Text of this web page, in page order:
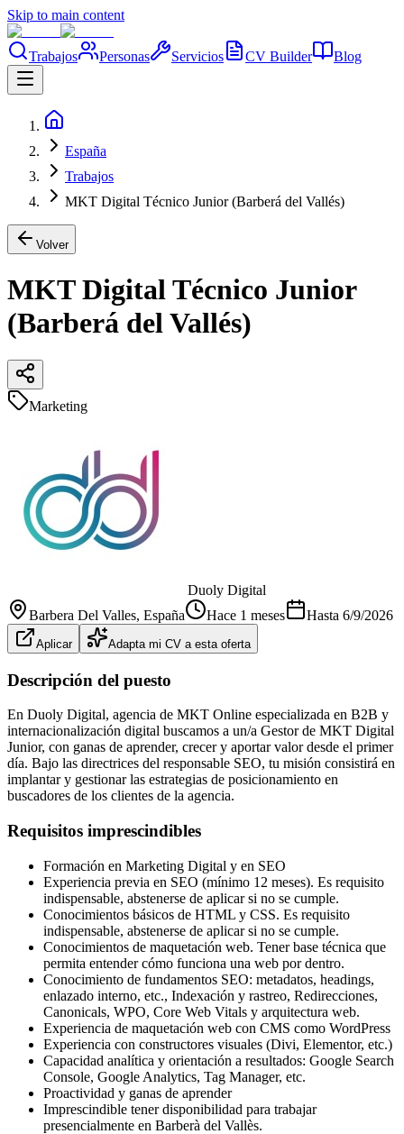
Skip to main content
Trabajos Personas Servicios CV Builder Blog
España
Trabajos
MKT Digital Técnico Junior (Barberá del Vallés)
Volver
MKT Digital Técnico Junior
(Barberá del Vallés)
Marketing
Duoly Digital
Barbera Del Valles, España Hace 1 meses Hasta 6/9/2026
Aplicar Adapta mi CV a esta oferta
Descripción del puesto
En Duoly Digital, agencia de MKT Online especializada en B2B y
internacionalización digital buscamos a un/a Gestor de MKT Digital
Junior, con ganas de aprender, crecer y aportar valor desde el primer
día. Bajo las directrices del responsable SEO, tu misión consistirá en
implantar y gestionar las estrategias de posicionamiento en
buscadores de los clientes de la agencia.
Requisitos imprescindibles
Formación en Marketing Digital y en SEO
Experiencia previa en SEO (mínimo 12 meses). Es requisito
indispensable, abstenerse de aplicar si no se cumple.
Conocimientos básicos de HTML y CSS. Es requisito
indispensable, abstenerse de aplicar si no se cumple.
Conocimientos de maquetación web. Tener base técnica que
permita entender cómo funciona una web por dentro.
Conocimiento de fundamentos SEO: metadatos, headings,
enlazado interno, etc., Indexación y rastreo, Redirecciones,
Canonicals, WPO, Core Web Vitals y arquitectura web.
Experiencia de maquetación web con CMS como WordPress
Experiencia con constructores visuales (Divi, Elementor, etc.)
Capacidad analítica y orientación a resultados: Google Search
Console, Google Analytics, Tag Manager, etc.
Proactividad y ganas de aprender
Imprescindible tener disponibilidad para trabajar
presencialmente en Barberà del Vallès.